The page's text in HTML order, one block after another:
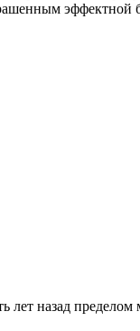
эффектной
лет назад пределом